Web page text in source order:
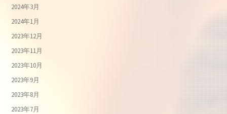
2024年3月
2024年1月
2023年12月
2023年11月
2023年10月
2023年9月
2023年8月
2023年7月